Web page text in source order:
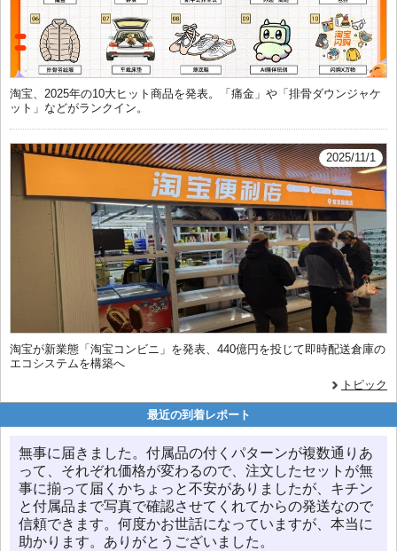
淘宝、2025年の10大ヒット商品を発表。「痛金」や「排骨ダウンジャケ
ット」などがランクイン。
2025/11/1
淘宝が新業態「淘宝コンビニ」を発表、440億円を投じて即時配送倉庫の
エコシステムを構築へ
トピック
最近の到着レポート
無事に届きました。付属品の付くパターンが複数通りあ
って、それぞれ価格が変わるので、注文したセットが無
事に揃って届くかちょっと不安がありましたが、キチン
と付属品まで写真で確認させてくれてからの発送なので
信頼できます。何度かお世話になっていますが、本当に
助かります。ありがとうございました。